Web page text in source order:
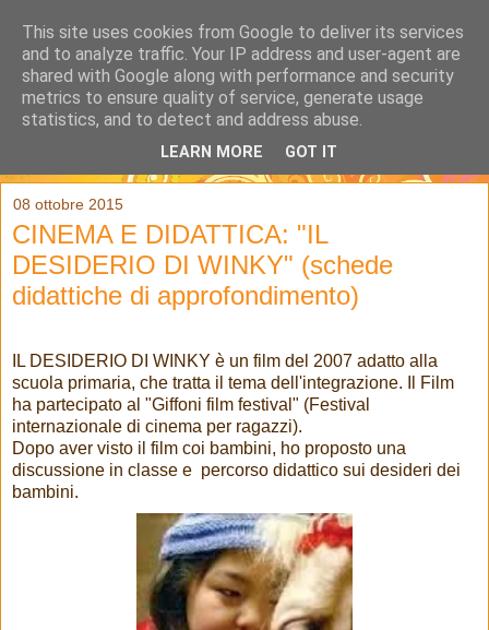
08 ottobre 2015
CINEMA E DIDATTICA: "IL
DESIDERIO DI WINKY" (schede
didattiche di approfondimento)
IL DESIDERIO DI WINKY è un film del 2007 adatto alla
scuola primaria, che tratta il tema dell'integrazione. Il Film
ha partecipato al "Giffoni film festival" (Festival
internazionale di cinema per ragazzi).
Dopo aver visto il film coi bambini, ho proposto una
discussione in classe e percorso didattico sui desideri dei
bambini.
This site uses cookies from Google to deliver its services
and to analyze traffic. Your IP address and user-agent are
shared with Google along with performance and security
metrics to ensure quality of service, generate usage
statistics, and to detect and address abuse.
LEARN MORE GOT IT